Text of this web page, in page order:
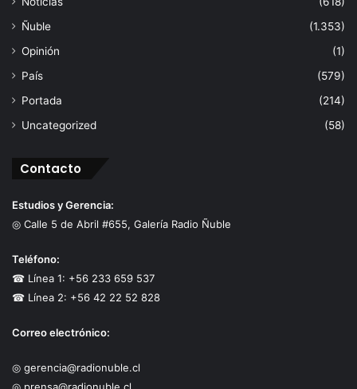
Ñuble
(1.353)
Opinión
(1)
País
(579)
Portada
(214)
Uncategorized
(58)
Contacto
Estudios y Gerencia:
◎ Calle 5 de Abril #655, Galería Radio Ñuble
Teléfono:
☎ Línea 1: +56 233 659 537
☎ Línea 2: +56 42 22 52 828
Correo electrónico:
◎ gerencia@radionuble.cl